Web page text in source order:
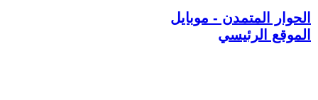
الحوار المتمدن - موبايل
الموقع الرئيسي